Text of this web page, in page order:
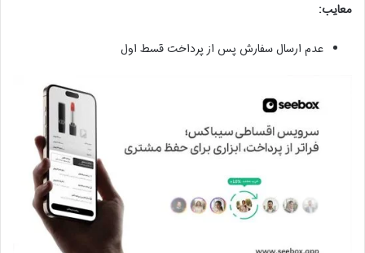
معایب:
عدم ارسال سفارش پس از پرداخت قسط اول